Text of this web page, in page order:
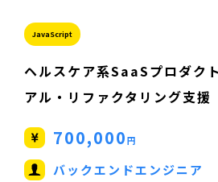
JavaScript
ヘルスケア系SaaSプロダク
アル・リファクタリング支援
700,000円
バックエンドエンジニア